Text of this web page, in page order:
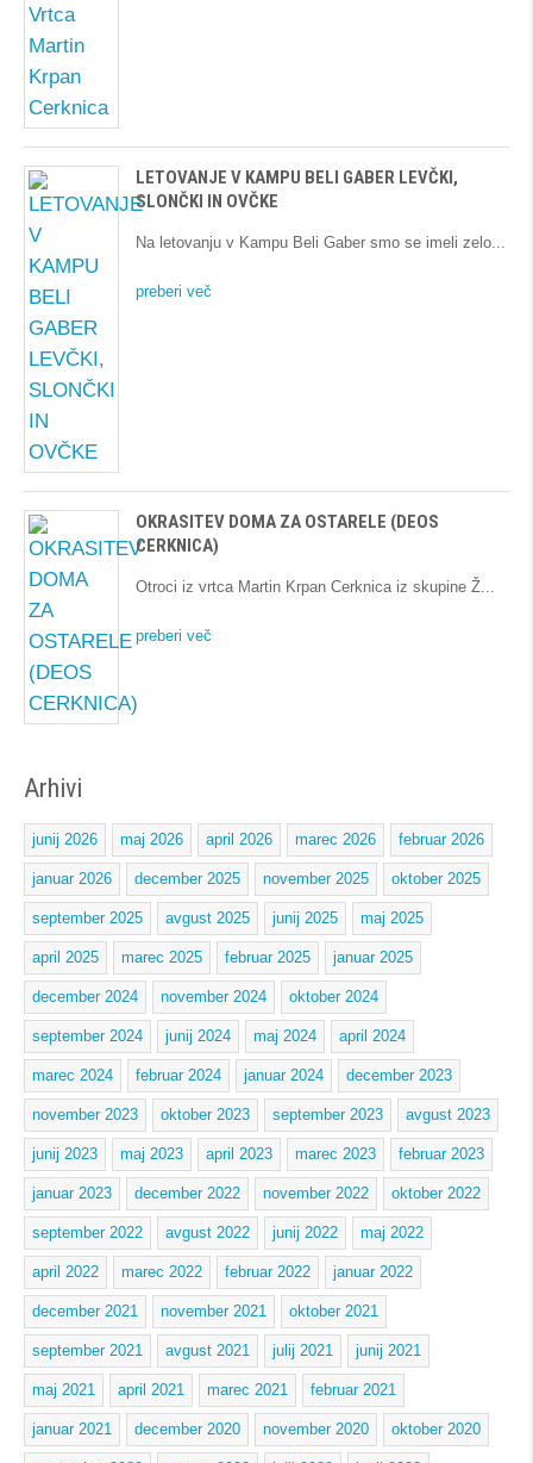
LETOVANJE V KAMPU BELI GABER LEVČKI,
SLONČKI IN OVČKE
Na letovanju v Kampu Beli Gaber smo se imeli zelo
preberi več
OKRASITEV DOMA ZA OSTARELE (DEOS
CERKNICA)
Otroci iz vrtca Martin Krpan Cerknica iz skupine Ž
preberi več
Arhivi
junij 2026 maj 2026 april 2026 marec 2026 februar 2026
januar 2026 december 2025 november 2025 oktober 2025
september 2025 avgust 2025 junij 2025 maj 2025
april 2025 marec 2025 februar 2025 januar 2025
december 2024 november 2024 oktober 2024
september 2024 junij 2024 maj 2024 april 2024
marec 2024 februar 2024 januar 2024 december 2023
november 2023 oktober 2023 september 2023 avgust 2023
junij 2023 maj 2023 april 2023 marec 2023 februar 2023
januar 2023 december 2022 november 2022 oktober 2022
september 2022 avgust 2022 junij 2022 maj 2022
april 2022 marec 2022 februar 2022 januar 2022
december 2021 november 2021 oktober 2021
september 2021 avgust 2021 julij 2021 junij 2021
maj 2021 april 2021 marec 2021 februar 2021
januar 2021 december 2020 november 2020 oktober 2020